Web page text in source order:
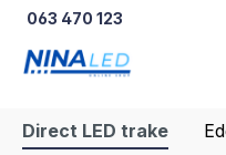
pretragu Preskoči na
063 470 123
Direct LED trake